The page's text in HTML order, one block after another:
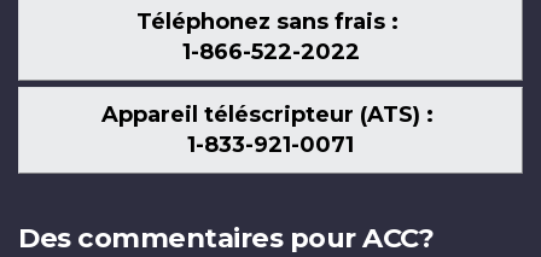
Téléphonez sans frais :
1-866-522-2022
Appareil téléscripteur (ATS) :
1-833-921-0071
Des commentaires pour ACC?